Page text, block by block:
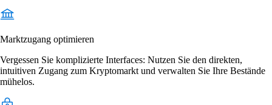
Marktzugang optimieren
Vergessen Sie komplizierte Interfaces: Nutzen Sie den direkten,
intuitiven Zugang zum Kryptomarkt und verwalten Sie Ihre Bestände
mühelos.